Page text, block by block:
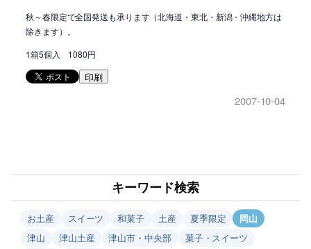
秋～春限定で全国発送も承ります（北海道・東北・新潟・沖縄地方は
除きます）。
1箱5個入 1080円
印刷
2007-10-04
キーワード検索
お土産 スイーツ 和菓子 土産 夏季限定
岡山
津山
津山土産 津山市・中央部
菓子・スイーツ